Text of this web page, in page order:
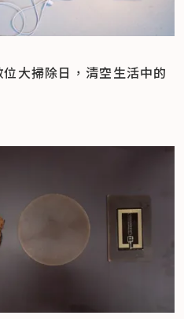
大掃除日，清空生活中的